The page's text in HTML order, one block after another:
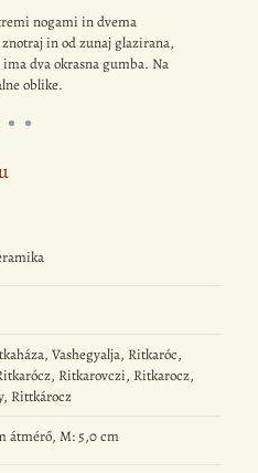
nogami in dvema
znotraj in od zunaj glazirana,
dva okrasna gumba. Na
oblike.
Vashegyalja, Ritkaróc,
Ritkarovczi, Ritkarocz,
Rittkárocz
átmérő, M: 5,0 cm